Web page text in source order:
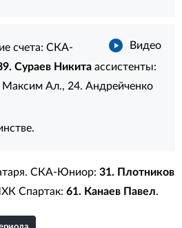
Видео
счета: СКА-
Сураев Никита ассистенты:
Максим Ал., 24. Андрейченко
СКА-Юниор: 31. Плотников
Спартак: 61. Канаев Павел.